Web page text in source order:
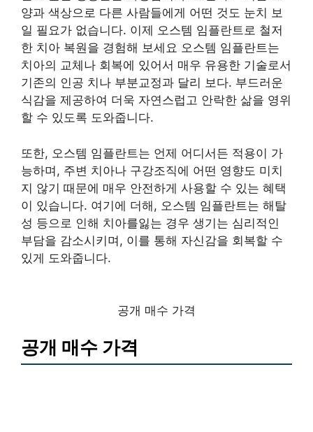
양과 색상으로 다른 사람들에게 어떤 것도 눈치 보
일 필요가 없습니다. 이제 오스템 임플란트로 철저
한 치아 복원을 경험해 보세요 오스템 임플란트는
치아의 교체나 회복에 있어서 매우 유용한 기술로서
기존의 인공 치나 부분교정과 달리 보다. 부드러운
식감을 제공하여 더욱 자연스럽고 안락한 삶을 영위
할 수 있도록 도와줍니다.
또한, 오스템 임플란트는 언제 어디서든 적용이 가
능하며, 주변 치아나 구강조직에 어떤 영향도 미치
지 않기 때문에 매우 안전하게 사용할 수 있는 혜택
이 있습니다. 여기에 더해, 오스템 임플란트는 해탈
성 등으로 인해 치아를잃는 경우 생기는 심리적인
부담을 감소시키며, 이를 통해 자신감을 회복할 수
있게 도와줍니다.
공개 매수 가격
공개 매수 가격